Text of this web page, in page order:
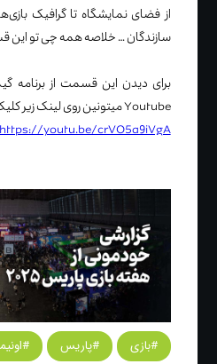
از فضای نمایشگاه تا گرافیک
سازندگان … خلاصه همه‌ چی تو
Youtube میتونین روی لینک زیر کلیک کنین:
youtu.be/crVO5a9iVgA
#بازی #پاریس